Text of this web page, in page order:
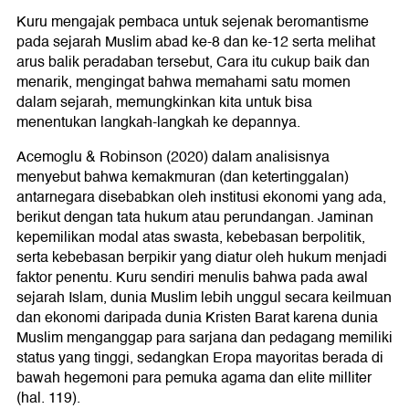
Kuru mengajak pembaca untuk sejenak beromantisme
pada sejarah Muslim abad ke-8 dan ke-12 serta melihat
arus balik peradaban tersebut, Cara itu cukup baik dan
menarik, mengingat bahwa memahami satu momen
dalam sejarah, memungkinkan kita untuk bisa
menentukan langkah-langkah ke depannya.
Acemoglu & Robinson (2020) dalam analisisnya
menyebut bahwa kemakmuran (dan ketertinggalan)
antarnegara disebabkan oleh institusi ekonomi yang ada,
berikut dengan tata hukum atau perundangan. Jaminan
kepemilikan modal atas swasta, kebebasan berpolitik,
serta kebebasan berpikir yang diatur oleh hukum menjadi
faktor penentu. Kuru sendiri menulis bahwa pada awal
sejarah Islam, dunia Muslim lebih unggul secara keilmuan
dan ekonomi daripada dunia Kristen Barat karena dunia
Muslim menganggap para sarjana dan pedagang memiliki
status yang tinggi, sedangkan Eropa mayoritas berada di
bawah hegemoni para pemuka agama dan elite milliter
(hal. 119).